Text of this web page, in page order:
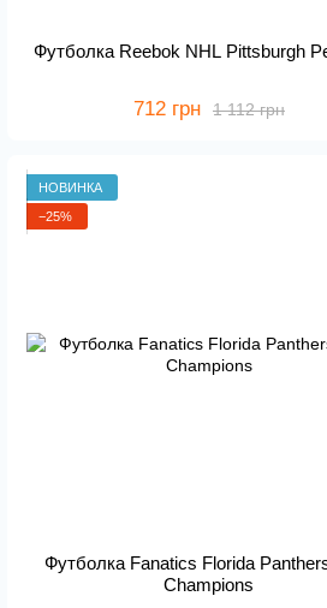
Футболка Reebok NHL Pittsburgh
1 112 грн
712 грн
НОВИНКА
−25%
Футболка Fanatics Florida
Champions